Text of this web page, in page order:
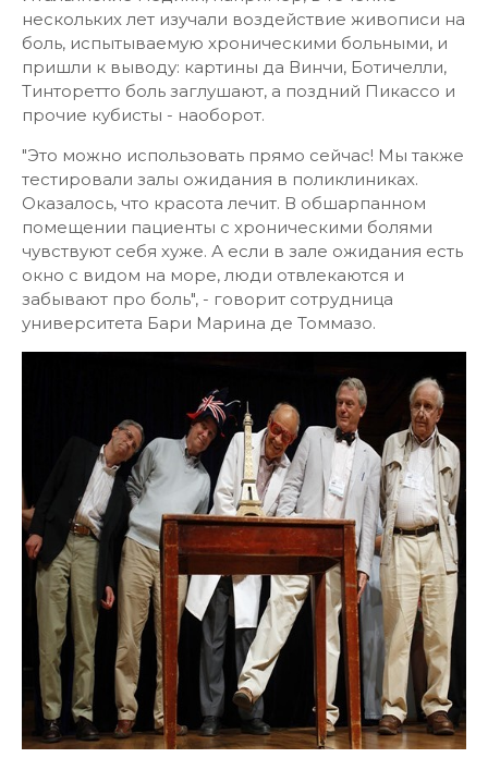
нескольких лет изучали воздействие живописи на
боль, испытываемую хроническими больными, и
пришли к выводу: картины да Винчи, Ботичелли,
Тинторетто боль заглушают, а поздний Пикассо и
прочие кубисты - наоборот.
"Это можно использовать прямо сейчас! Мы также
тестировали залы ожидания в поликлиниках.
Оказалось, что красота лечит. В обшарпанном
помещении пациенты с хроническими болями
чувствуют себя хуже. А если в зале ожидания есть
окно с видом на море, люди отвлекаются и
забывают про боль", - говорит сотрудница
университета Бари Марина де Томмазо.